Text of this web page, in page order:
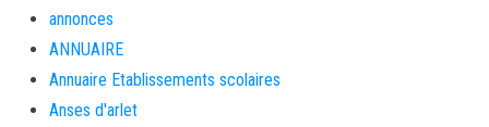
annonces
ANNUAIRE
Annuaire Etablissements scolaires
Anses d'arlet